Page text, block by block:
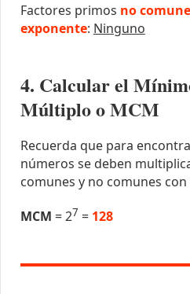
Factores primos no
exponente: Ninguno
4. Calcular el
Múltiplo o MCM
Recuerda que para
números se deben
comunes y no comunes
MCM = 27 = 128